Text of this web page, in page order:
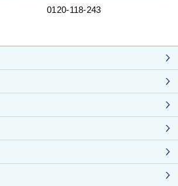
0120-118-243